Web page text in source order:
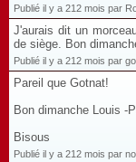
Publié il y a 212 mois par
J'aurais dit un
de siège. Bon
Publié il y a 212 mois par
Pareil que Gotnat!
Bon dimanche Louis -
Bisous
Publié il y a 212 mois par